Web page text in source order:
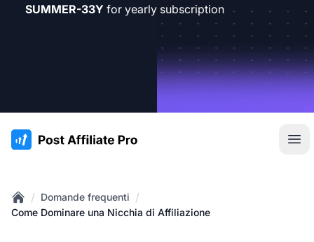
SUMMER-33Y for yearly subscription
:site.title
Home
/ Domande frequenti /
Come Dominare una Nicchia di Affiliazione